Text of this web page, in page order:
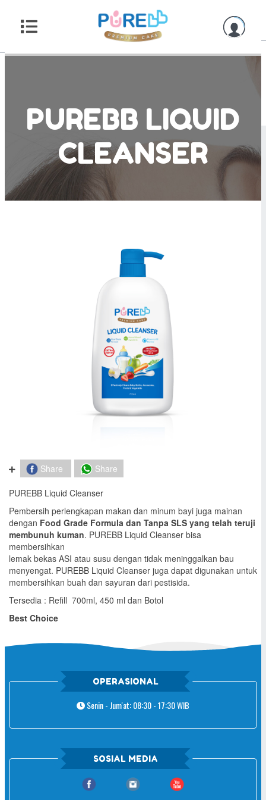
PUREBB LIQUID
CLEANSER
Share Share
PUREBB Liquid Cleanser
Pembersih perlengkapan makan dan minum bayi juga mainan
dengan Food Grade Formula dan Tanpa SLS yang telah teruji
membunuh kuman. PUREBB Liquid Cleanser bisa
membersihkan
lemak bekas ASI atau susu dengan tidak meninggalkan bau
menyengat. PUREBB Liquid Cleanser juga dapat digunakan untuk
membersihkan buah dan sayuran dari pestisida.
Tersedia : Refill 700ml, 450 ml dan Botol
Best Choice
OPERASIONAL
Senin - Jum'at: 08:30 - 17:30 WIB
SOSIAL MEDIA